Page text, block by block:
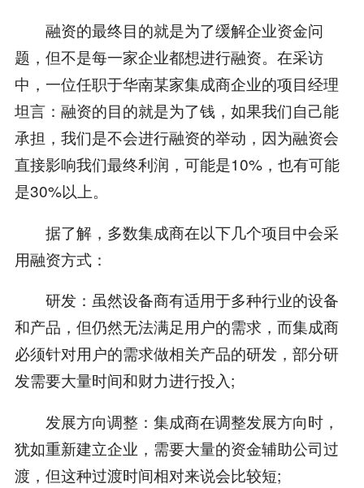
融资的最终目的就是为了缓解企业资金问
题，但不是每一家企业都想进行融资。在采访
中，一位任职于华南某家集成商企业的项目经理
坦言：融资的目的就是为了钱，如果我们自己能
承担，我们是不会进行融资的举动，因为融资会
直接影响我们最终利润，可能是10%，也有可能
是30%以上。
据了解，多数集成商在以下几个项目中会采
用融资方式：
研发：虽然设备商有适用于多种行业的设备
和产品，但仍然无法满足用户的需求，而集成商
必须针对用户的需求做相关产品的研发，部分研
发需要大量时间和财力进行投入;
发展方向调整：集成商在调整发展方向时，
犹如重新建立企业，需要大量的资金辅助公司过
渡，但这种过渡时间相对来说会比较短;